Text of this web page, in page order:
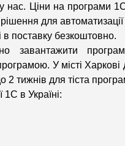
Ціни на програми 1С
для
в поставку безкоштовно.
завантажити
У місті Харкові
2 тижнів для тіста
1С в Україні: